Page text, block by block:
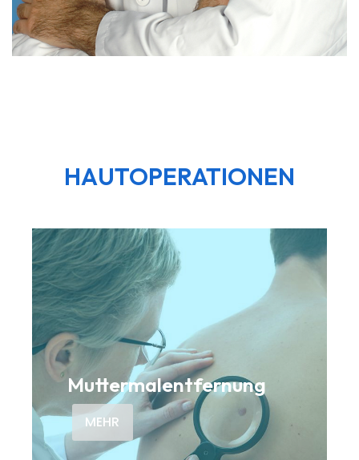
HAUTOPERATIONEN
Muttermalentfernung
MEHR